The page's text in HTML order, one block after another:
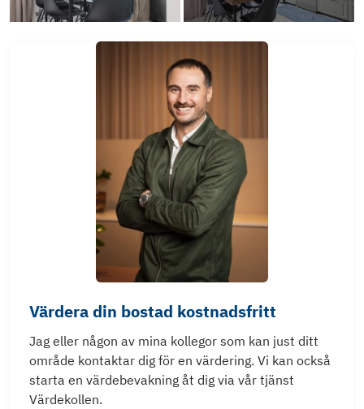
Värdera din bostad kostnadsfritt
Jag eller någon av mina kollegor som kan just ditt
område kontaktar dig för en värdering. Vi kan också
starta en värdebevakning åt dig via vår tjänst
Värdekollen.